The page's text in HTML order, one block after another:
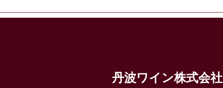
丹波ワイン株式会社